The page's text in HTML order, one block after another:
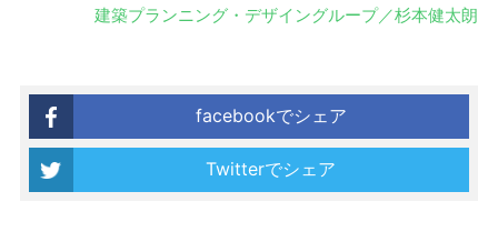
建築プランニング・デザイングループ／杉本健太朗
facebookでシェア
Twitterでシェア